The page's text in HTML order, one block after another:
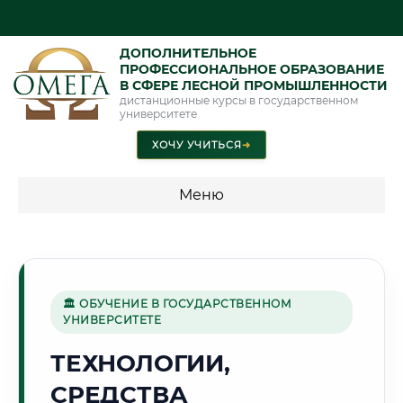
ДОПОЛНИТЕЛЬНОЕ
ПРОФЕССИОНАЛЬНОЕ ОБРАЗОВАНИЕ
В СФЕРЕ ЛЕСНОЙ ПРОМЫШЛЕННОСТИ
дистанционные курсы в государственном
университете
ХОЧУ УЧИТЬСЯ➜
Меню
промышленность"
⛏️
🏛 ОБУЧЕНИЕ В ГОСУДАРСТВЕННОМ
УНИВЕРСИТЕТЕ
ТЕХНОЛОГИИ,
СРЕДСТВА